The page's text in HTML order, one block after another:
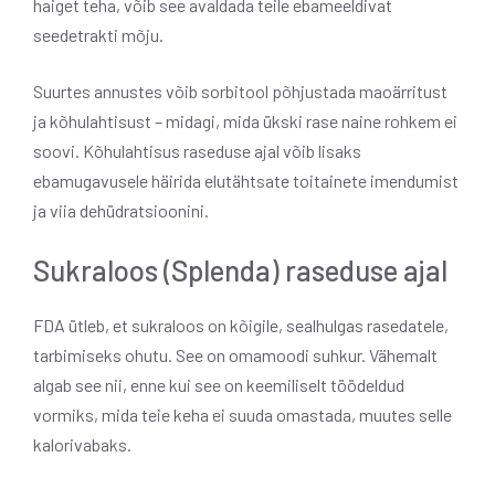
haiget teha, võib see avaldada teile ebameeldivat
seedetrakti mõju.
Suurtes annustes võib sorbitool põhjustada maoärritust
ja kõhulahtisust – midagi, mida ükski rase naine rohkem ei
soovi. Kõhulahtisus raseduse ajal võib lisaks
ebamugavusele häirida elutähtsate toitainete imendumist
ja viia dehüdratsioonini.
Sukraloos (Splenda) raseduse ajal
FDA ütleb, et sukraloos on kõigile, sealhulgas rasedatele,
tarbimiseks ohutu. See on omamoodi suhkur. Vähemalt
algab see nii, enne kui see on keemiliselt töödeldud
vormiks, mida teie keha ei suuda omastada, muutes selle
kalorivabaks.